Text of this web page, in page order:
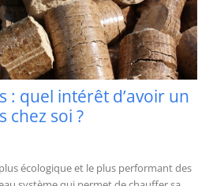
: quel intérêt d’avoir un
chez soi ?
écologique et le plus performant des